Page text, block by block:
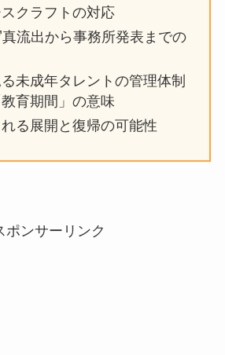
クラフトの対応
流出から事務所発表までの
未成年タレントの管理体制
育期間」の意味
る展開と復帰の可能性
ポンサーリンク